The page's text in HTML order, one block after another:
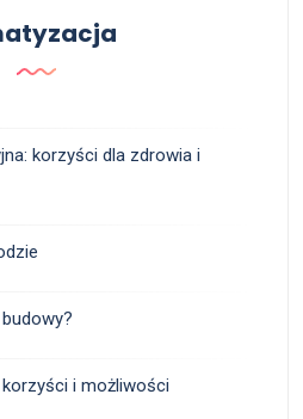
korzyści dla zdrowia i
i możliwości